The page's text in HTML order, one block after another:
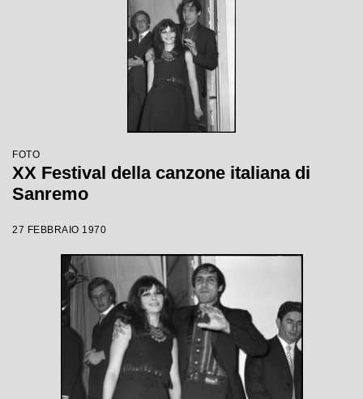
FOTO
XX Festival della canzone italiana di
Sanremo
27 FEBBRAIO 1970